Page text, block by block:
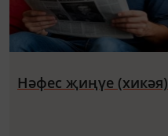
Нәфес җиңүе (хикәя)